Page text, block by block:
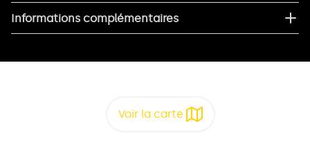
Voir la carte
Informations complémentaires